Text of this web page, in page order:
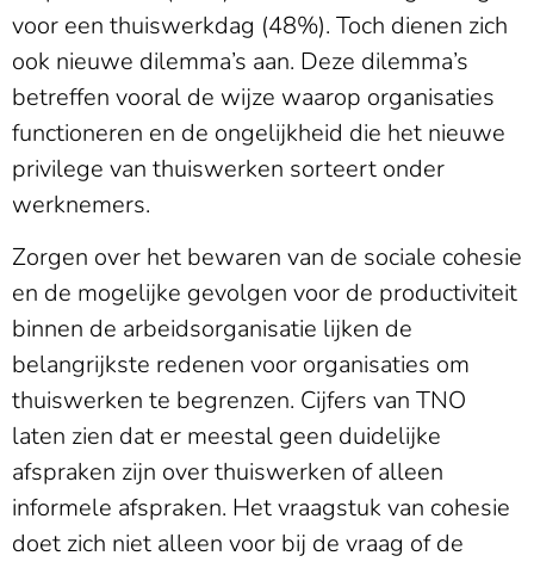
voor een thuiswerkdag (48%). Toch dienen zich
ook nieuwe dilemma’s aan. Deze dilemma’s
betreffen vooral de wijze waarop organisaties
functioneren en de ongelijkheid die het nieuwe
privilege van thuiswerken sorteert onder
werknemers.
Zorgen over het bewaren van de sociale cohesie
en de mogelijke gevolgen voor de productiviteit
binnen de arbeidsorganisatie lijken de
belangrijkste redenen voor organisaties om
thuiswerken te begrenzen. Cijfers van TNO
laten zien dat er meestal geen duidelijke
afspraken zijn over thuiswerken of alleen
informele afspraken. Het vraagstuk van cohesie
doet zich niet alleen voor bij de vraag of de